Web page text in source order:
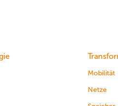
Mobilität
Netze